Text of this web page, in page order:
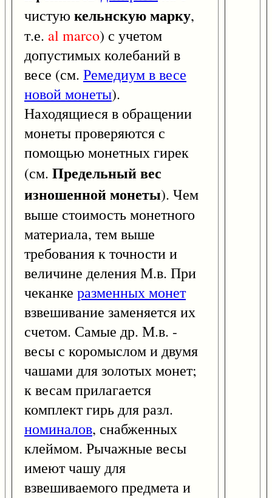
чистую кельнскую марку,
т.е. al marco) с учетом
допустимых колебаний в
весе (см. Ремедиум в весе
новой монеты).
Находящиеся в обращении
монеты проверяются с
помощью монетных гирек
(см. Предельный вес
изношенной монеты). Чем
выше стоимость монетного
материала, тем выше
требования к точности и
величине деления М.в. При
чеканке разменных монет
взвешивание заменяется их
счетом. Самые др. М.в. -
весы с коромыслом и двумя
чашами для золотых монет;
к весам прилагается
комплект гирь для разл.
номиналов, снабженных
клеймом. Рычажные весы
имеют чашу для
взвешиваемого предмета и